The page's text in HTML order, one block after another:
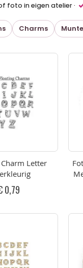
foto in eigen atelier ·
Charms
Letter
0,79